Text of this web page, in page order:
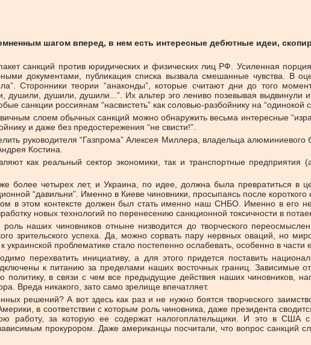
шагом вперед, в нем есть интересные дебютные идеи,
санкций против юридических и физических лиц РФ. Усиленная
документами, публикация списка вызвала смешанные чувства. В
Сторонники теории “анаконды”, которые считают дни до того
душили, душили, душили...”. Их альтер эго лениво позевывая выдвинули
санкции россиянам “насвистеть” как соловью-разбойнику на “одинокой
слоем обычных санкций можно обнаружить весьма интересные
и даже без предостережения “не свисти!”.
руководителя “Газпрома” Алексея Миллера, владельца
Костина.
как реальный сектор экономики, так и транспортные
более четырех лет, и Украина, по идее, должна была превратиться в
“давильни”. Именно в Киеве чиновники, просыпаясь после
в этом контексте должен был стать именно наш СНБО. Именно в его
новых технологий по перенесению санкционной токсичности в
наших чиновников отныне низводится до творческого
зрительского успеха. Да, можно сорвать пару нервных оваций, но
проблематике стало постепенно ослабевать, особенно в части
перехватить инициативу, а для этого придется поставить
к питанию за пределами наших восточных границ. Зависимые
в связи с чем все предыдущие действия наших чиновников,
Вреда никакого, зато само зрелище впечатляет.
решений? А вот здесь как раз и не нужно боятся творческого
в соответствии с которым роль чиновника, даже президента
работу, за которую ее содержат налогоплательщики. И это в США
прокурором. Даже американцы посчитали, что вопрос санкций